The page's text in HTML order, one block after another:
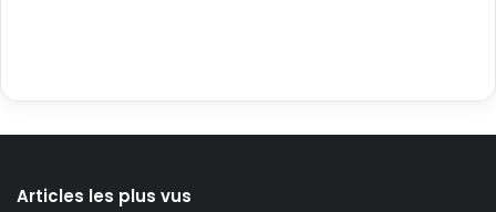
Articles les plus vus